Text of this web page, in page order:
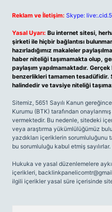
Reklam ve İletişim: Skype:
Yasal Uyarı: Bu internet sitesi,
şirketi ile hiçbir bağlantısı
hazırladığımız makaleler
haber niteliği taşımamakta olup,
paylaşım yapılmamaktadır.
benzerlikleri tamamen tesadüfidir.
halindedir ve tavsiye niteliği
Sitemiz, 5651 Sayılı Kanun
Kurumu (BTK) tarafından
vermektedir. Bu nedenle, sitedeki
veya araştırma yükümlülüğümüz
yazdıkları içeriklerin sorumluluğunu
bu sorumluluğu kabul etmiş sayılırlar.
Hukuka ve yasal düzenlemelere
içerikleri,
ilgili içerikler yasal süre içerisinde